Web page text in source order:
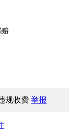
赔
规收费举报